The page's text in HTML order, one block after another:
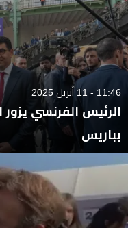
11:46 - 11 أبريل 2025
الرئيس الفرنسي
بباريس